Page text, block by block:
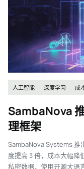
人工智能 深度学习 成
SambaNova
理框架
SambaNova Systems 推
度提高 3 倍，成本大幅降
私密数据，使用开源大语